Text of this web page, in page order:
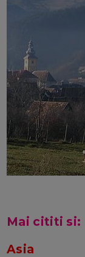
Mai cititi si:
Asia